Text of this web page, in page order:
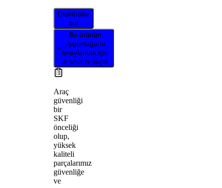
Distribütör
bul
Bu ürünün
uygunluğunu
onaylamak için
aracınızı seçin
Araç
güvenliği
bir
SKF
önceliği
olup,
yüksek
kaliteli
parçalarımız
güvenliğe
ve